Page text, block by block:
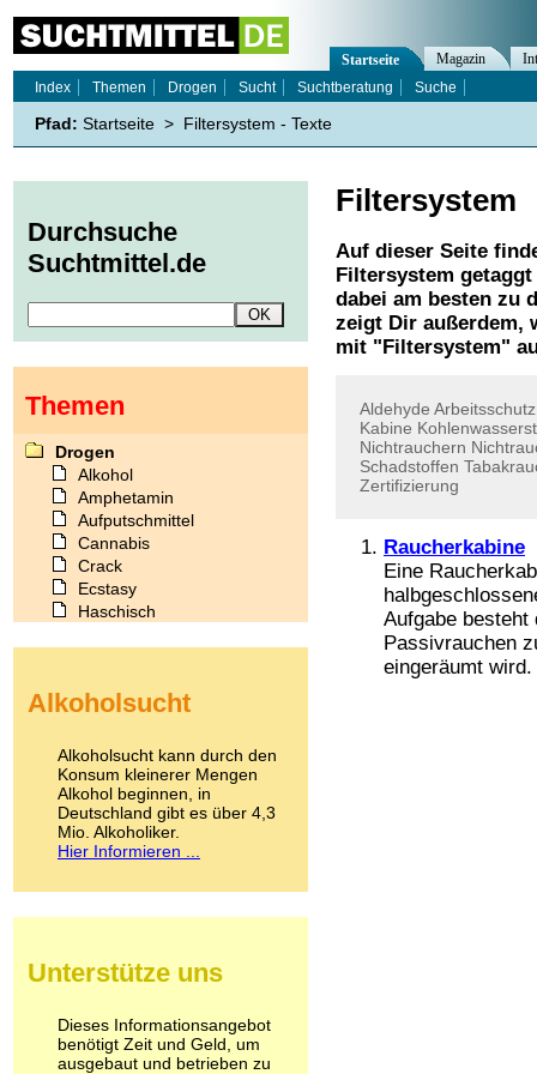
Filtersystem
Auf dieser Seite
Filtersystem getaggt
dabei am besten zu
zeigt Dir außerdem,
mit " Filtersystem"
Aldehyde Arbeitsschutz
Kabine
Nichtrauchern
Schadstoffen
Zertifizierung
Raucherkabine
Eine
Aufgabe
Passivrauchen
eingeräumt
Startseite Magazin
Index
Themen Drogen Sucht Suchtberatung Suche
Pfad: Startseite > Filtersystem - Texte
Durchsuche
Suchtmittel.de
Themen
Drogen
Alkohol
Amphetamin
Aufputschmittel
Cannabis
Crack
Ecstasy
Haschisch
Kokain
LSD
Marihuana
Medikamente
Meskalin
Metamphetamin
Methadon
Pilze
Psychopharmaka
Schlafmittel
Schmerzmittel
Alkoholsucht
Alkoholsucht kann durch den
Konsum kleinerer Mengen
Alkohol beginnen, in
Deutschland gibt es über 4,3
Mio. Alkoholiker.
Hier Informieren ...
Unterstütze uns
Dieses Informationsangebot
benötigt Zeit und Geld, um
ausgebaut und betrieben zu